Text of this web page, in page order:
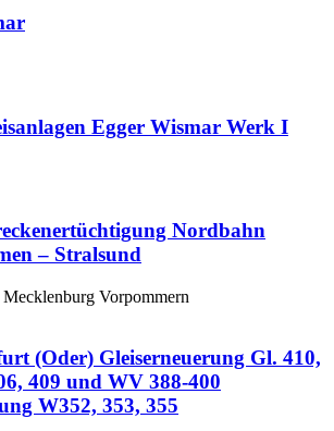
Egger Wismar Werk I
Nordbahn
– Stralsund
Vorpommern
(Oder) Gleiserneuerung Gl. 410,
409 und WV 388-400
W352, 353, 355